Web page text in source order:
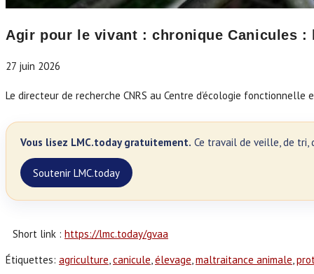
Agir pour le vivant : chronique Canicules :
27 juin 2026
Le directeur de recherche CNRS au Centre d’écologie
Vous lisez LMC.today gratuitement. Ce travail de veille, de tri,
Soutenir LMC.today
Short link : https://lmc.today/gvaa
Étiquettes: agriculture, canicule, élevage, maltraitance animale,